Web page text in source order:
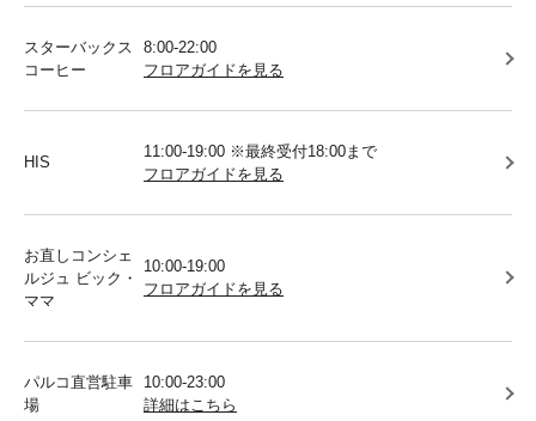
スターバックス
コーヒー
8:00-22:00
フロアガイドを見る
HIS
11:00-19:00 ※最終受付18:00まで
フロアガイドを見る
お直しコンシェ
ルジュ ビック・
ママ
10:00-19:00
フロアガイドを見る
パルコ直営駐車
場
10:00-23:00
詳細はこちら